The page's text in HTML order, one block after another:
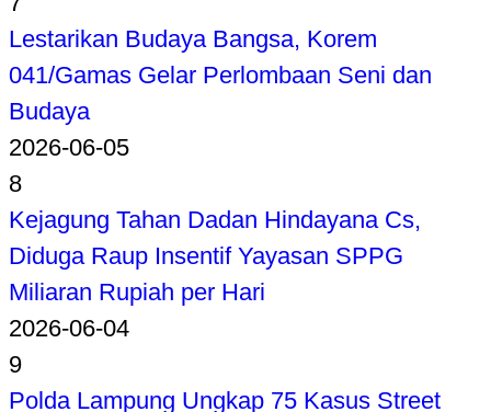
Lestarikan Budaya Bangsa, Korem
041/Gamas Gelar Perlombaan Seni dan
Budaya
2026-06-05
8
Kejagung Tahan Dadan Hindayana Cs,
Diduga Raup Insentif Yayasan SPPG
Miliaran Rupiah per Hari
2026-06-04
9
Polda Lampung Ungkap 75 Kasus Street